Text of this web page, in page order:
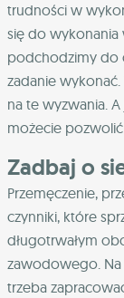
trudności w
się do wykonania
podchodzimy do
zadanie
na te wyzwania.
możecie
Zadbaj o
Przemęczenie,
czynniki, które
długotrwałym
zawodowego. Na
trzeba